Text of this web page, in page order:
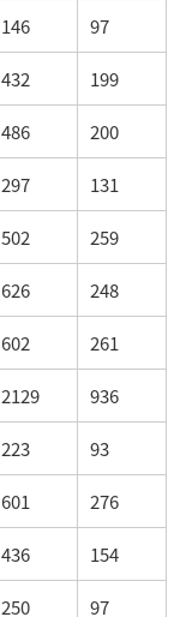
146 97
432 199
486 200
297 131
502 259
626 248
602 261
2129 936
223 93
601 276
436 154
250 97